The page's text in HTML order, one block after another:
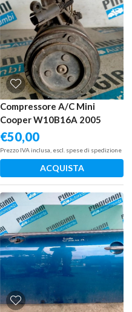
Compressore A/C Mini
Cooper W10B16A 2005
€50,00
Prezzo IVA inclusa, escl. spese di spedizione
ACQUISTA